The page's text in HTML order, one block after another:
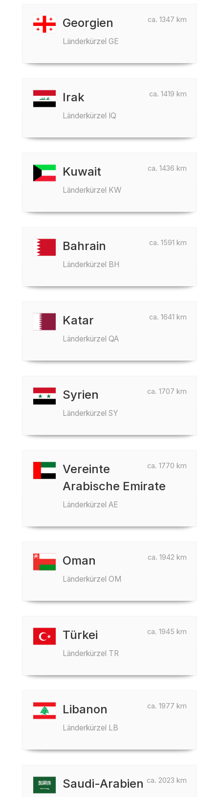
ca. 1347 km
Georgien
Länderkürzel GE
ca. 1419 km
Irak
Länderkürzel IQ
ca. 1436 km
Kuwait
Länderkürzel KW
ca. 1591 km
Bahrain
Länderkürzel BH
ca. 1641 km
Katar
Länderkürzel QA
ca. 1707 km
Syrien
Länderkürzel SY
ca. 1770 km
Vereinte
Arabische Emirate
Länderkürzel AE
ca. 1942 km
Oman
Länderkürzel OM
ca. 1945 km
Türkei
Länderkürzel TR
ca. 1977 km
Libanon
Länderkürzel LB
ca. 2023 km
Saudi-Arabien